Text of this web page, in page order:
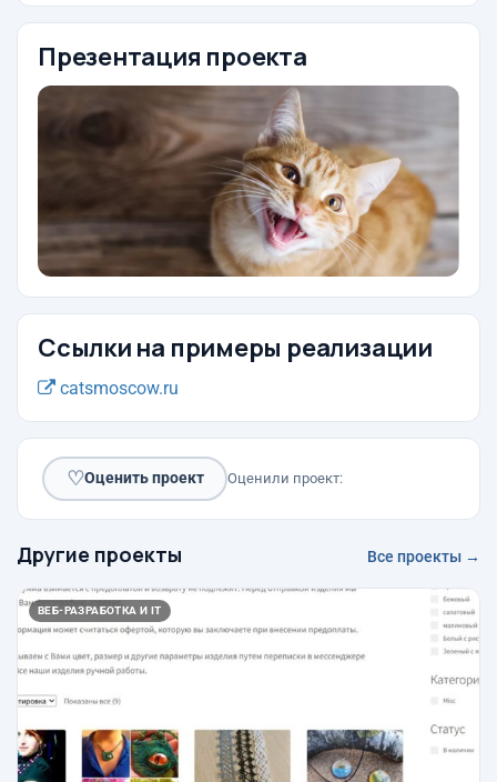
Презентация проекта
Ссылки на примеры реализации
catsmoscow.ru
♡Оценить проект Оценили проект:
Другие проекты Все проекты →
ВЕБ-РАЗРАБОТКА И IT